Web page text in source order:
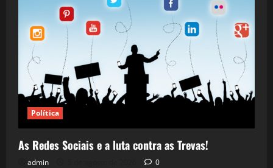
Política
As Redes Sociais e a luta contra as Trevas!
admin 0